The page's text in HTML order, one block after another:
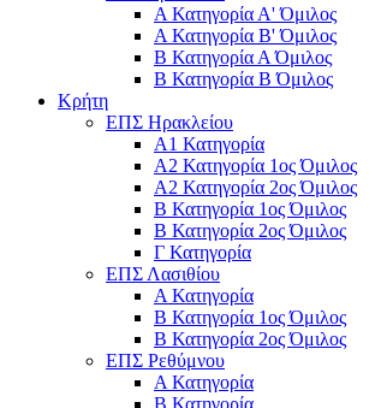
Α Κατηγορία Α' Όμιλος
Α Κατηγορία Β' Όμιλος
Β Κατηγορία Α Όμιλος
Β Κατηγορία Β Όμιλος
Κρήτη
ΕΠΣ Ηρακλείου
Α1 Κατηγορία
Α2 Κατηγορία 1ος Όμιλος
Α2 Κατηγορία 2ος Όμιλος
Β Κατηγορία 1ος Όμιλος
Β Κατηγορία 2ος Όμιλος
Γ Κατηγορία
ΕΠΣ Λασιθίου
Α Κατηγορία
Β Κατηγορία 1ος Όμιλος
Β Κατηγορία 2ος Όμιλος
ΕΠΣ Ρεθύμνου
Α Κατηγορία
Β Κατηγορία